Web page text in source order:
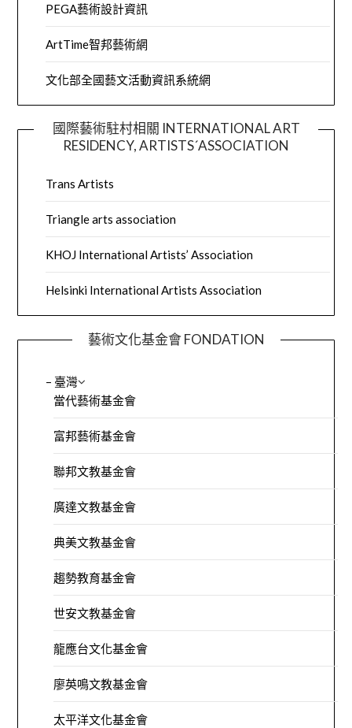
PEGA藝術設計資訊
ArtTime智邦藝術網
文化部全國藝文活動資訊系統網
國際藝術駐村相關 INTERNATIONAL ART
RESIDENCY, ARTISTS´ASSOCIATION
Trans Artists
Triangle arts association
KHOJ International Artists’ Association
Helsinki International Artists Association
藝術文化基金會 FONDATION
– 臺灣
當代藝術基金會
富邦藝術基金會
聯邦文教基金會
廣達文教基金會
典美文教基金會
趨勢教育基金會
世安文教基金會
龍應台文化基金會
廖英鳴文教基金會
太平洋文化基金會